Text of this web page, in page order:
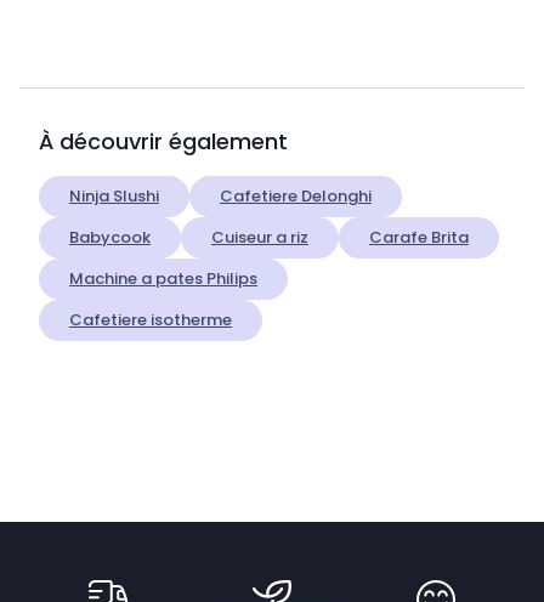
À découvrir également
Ninja Slushi
Cafetiere Delonghi
Babycook
Cuiseur a riz
Carafe Brita
Machine a pates Philips
Cafetiere isotherme